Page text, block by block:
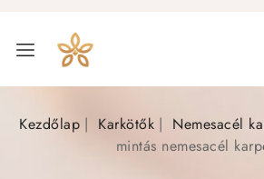
Kezdőlap Karkötők Nemesacél
mintás nemesacél